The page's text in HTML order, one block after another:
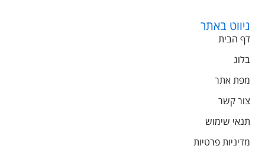
ניווט באתר
דף הבית
בלוג
מפת אתר
צור קשר
תנאי שימוש
מדיניות פרטיות